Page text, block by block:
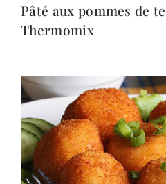
Pâté aux pommes de
Thermomix